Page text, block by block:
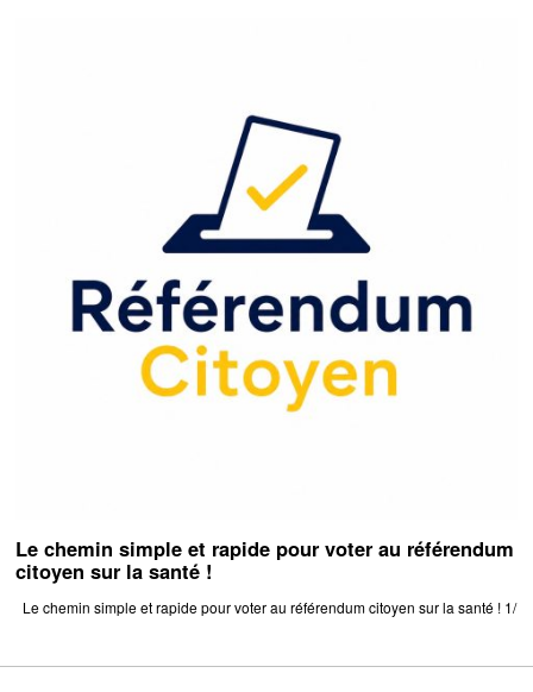
Le chemin simple et rapide pour voter au référendum
citoyen sur la santé !
Le chemin simple et rapide pour voter au référendum citoyen sur la santé ! 1/